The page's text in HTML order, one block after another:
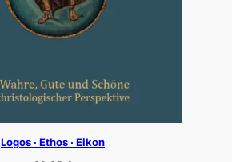
Logos · Ethos · Eikon